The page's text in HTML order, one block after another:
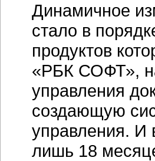
Динамичное
стало в
продуктов
«РБК СОФТ»,
управления
создающую
управления. И
лишь 18